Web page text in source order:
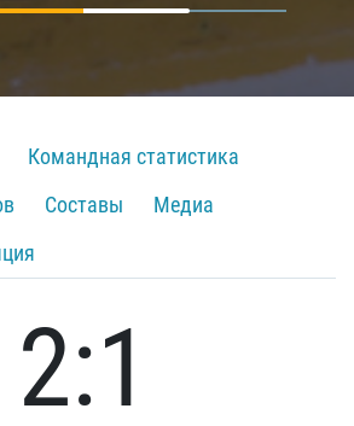
Командная статистика
Составы
Медиа
2:1